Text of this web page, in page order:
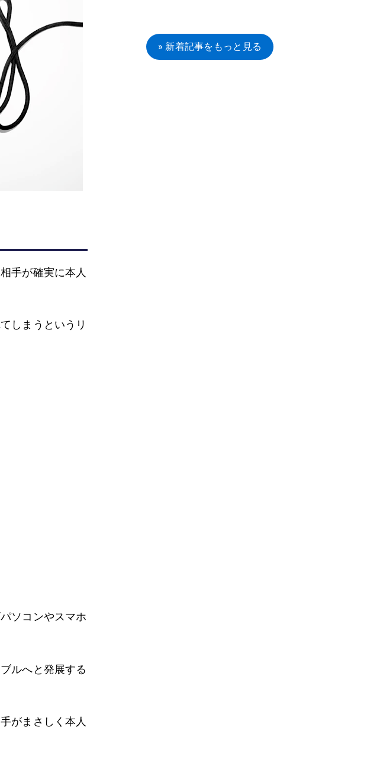
手が確実に本人
しまうというリ
ソコンやスマホ
ルへと発展する
がまさしく本人
» 新着記事をもっと見る